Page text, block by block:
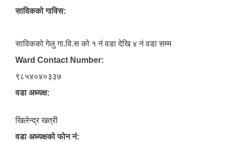
साविकको गाविस:
साविकको गेलु गा.वि.स को १ नं वडा देखि ४ नं वडा सम्म
Ward Contact Number:
९८५४०४०३३७
वडा अध्यक्ष:
खिलेन्द्र खत्री
वडा अध्यक्षको फोन नं: